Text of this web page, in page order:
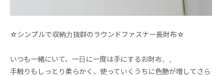
☆シンプルで収納力抜群のラウンドファスナー長財布☆
いつも一緒にいて、一日に一度は手にするお財布。。
手触りもしっとり柔らかく、使っていくうちに色艶が増してさら